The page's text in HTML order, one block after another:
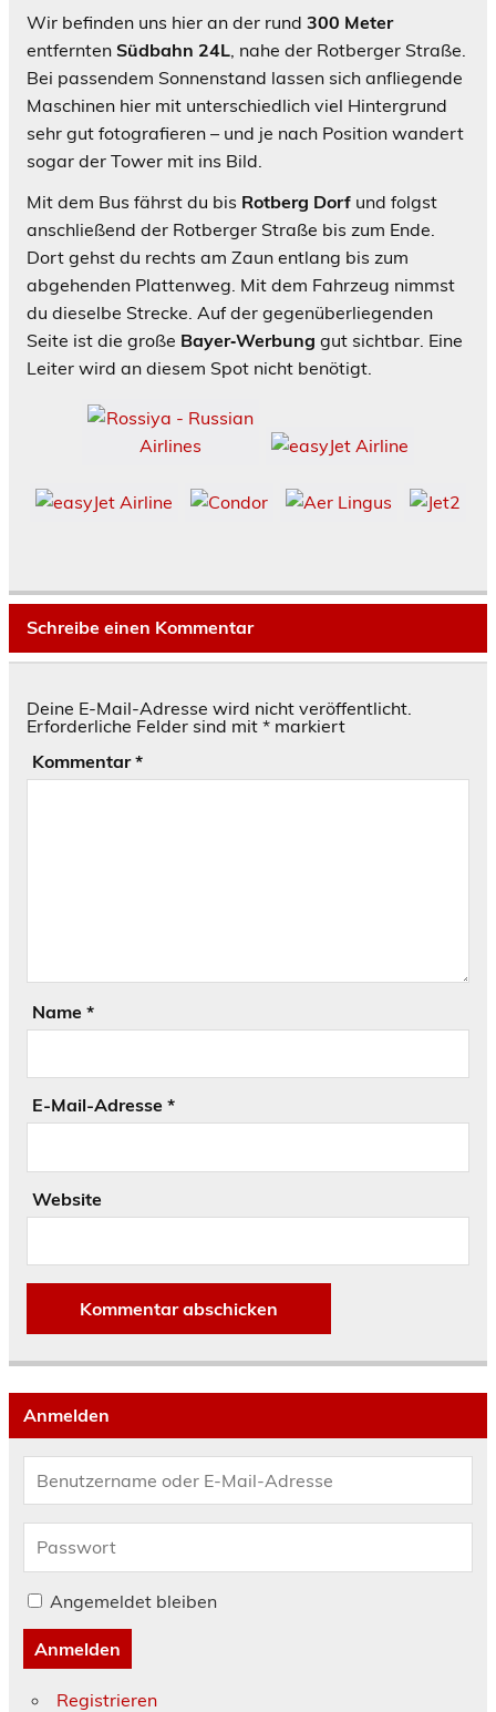
Wir befinden uns hier an der rund 300 Meter
entfernten Südbahn 24L, nahe der Rotberger Straße.
Bei passendem Sonnenstand lassen sich anfliegende
Maschinen hier mit unterschiedlich viel Hintergrund
sehr gut fotografieren – und je nach Position wandert
sogar der Tower mit ins Bild.
Mit dem Bus fährst du bis Rotberg Dorf und folgst
anschließend der Rotberger Straße bis zum Ende.
Dort gehst du rechts am Zaun entlang bis zum
abgehenden Plattenweg. Mit dem Fahrzeug nimmst
du dieselbe Strecke. Auf der gegenüberliegenden
Seite ist die große Bayer‑Werbung gut sichtbar. Eine
Leiter wird an diesem Spot nicht benötigt.
Schreibe einen Kommentar
Deine E-Mail-Adresse wird nicht veröffentlicht.
Erforderliche Felder sind mit * markiert
Kommentar*
Name *
E-Mail-Adresse *
Website
Anmelden
Angemeldet bleiben
Anmelden
Registrieren